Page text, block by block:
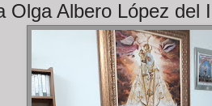
Olga Albero López del